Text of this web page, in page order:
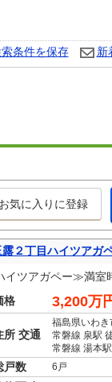
条件を保存 新
お気に入りに登録
２丁目ハイツアガ
イツアガペー≫満室
格
3,200万
所 交通
福島県いわき
常磐線 泉駅
常磐線 湯本
戸数 6戸